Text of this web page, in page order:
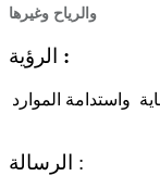
:
واستدامة الموارد
الرسالة :